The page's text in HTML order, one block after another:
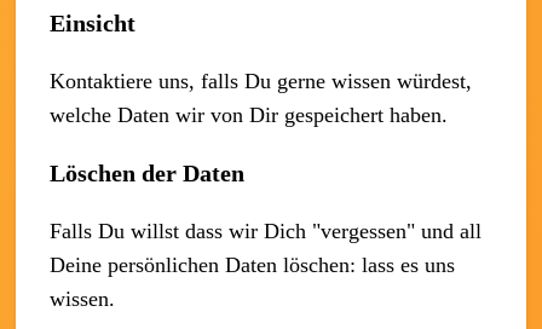
Einsicht
Kontaktiere uns, falls Du gerne wissen würdest,
welche Daten wir von Dir gespeichert haben.
Löschen der Daten
Falls Du willst dass wir Dich "vergessen" und all
Deine persönlichen Daten löschen: lass es uns
wissen.